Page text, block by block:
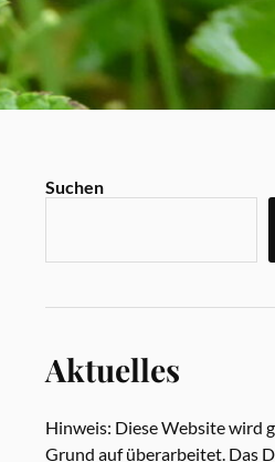
Suchen
Aktuelles
Hinweis: Diese Website wird
Grund auf überarbeitet. Das